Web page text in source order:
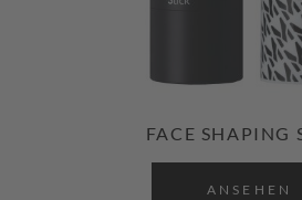
FACE SHAPING
ANSEHEN